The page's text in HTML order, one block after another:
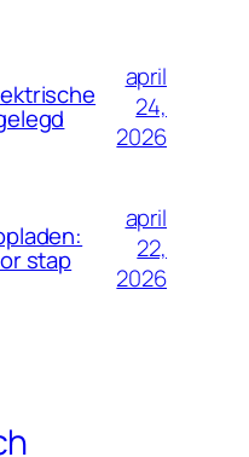
april
24,
2026
stap
april
22,
2026